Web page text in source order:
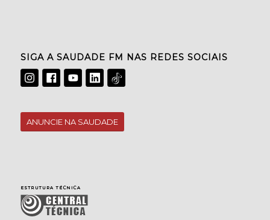
SIGA A SAUDADE FM NAS REDES SOCIAIS
ANUNCIE NA SAUDADE